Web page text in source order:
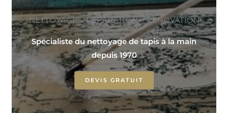
NETTOYAGE ~ RÉPARATION ~ RÉNOVATION
Spécialiste du nettoyage de tapis à la main
depuis 1970
DEVIS GRATUIT